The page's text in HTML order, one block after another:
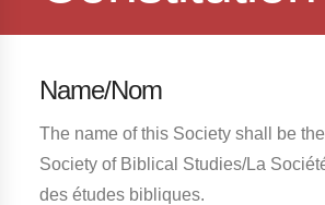
Name/Nom
The name of this Society shall be
Society of Biblical Studies/La
des études bibliques.